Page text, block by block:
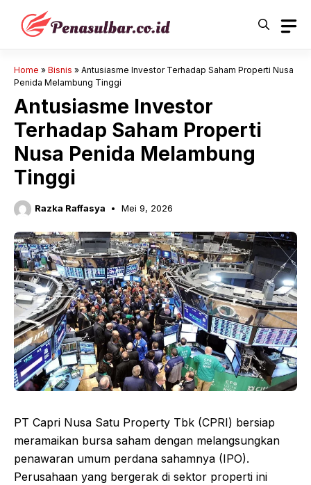
Langsung
Home » Bisnis » Antusiasme Investor Terhadap Saham Properti Nusa
Penida Melambung Tinggi
Antusiasme Investor
Terhadap Saham Properti
Nusa Penida Melambung
Tinggi
Razka Raffasya Mei 9, 2026
PT Capri Nusa Satu Property Tbk (CPRI) bersiap
meramaikan bursa saham dengan melangsungkan
penawaran umum perdana sahamnya (IPO).
Perusahaan yang bergerak di sektor properti ini